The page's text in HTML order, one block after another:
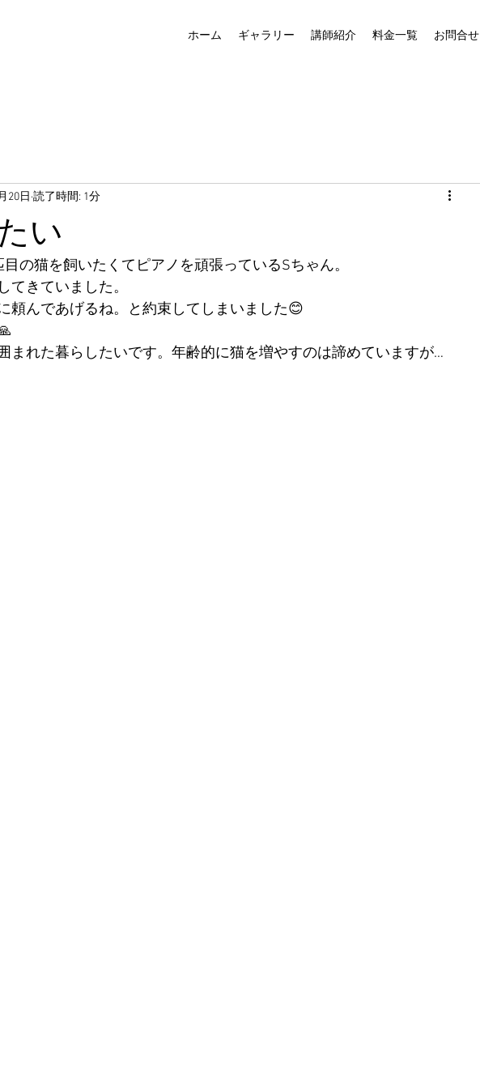
ホーム ギャラリー 講師紹介 料金一覧 お問合せ
い
20日 読了時間: 1分
の猫を飼いたくてピアノを頑張っているSちゃん。
てきていました。
頼んであげるね。と約束してしまいました😊
まれた暮らしたいです。年齢的に猫を増やすのは諦めていますが…